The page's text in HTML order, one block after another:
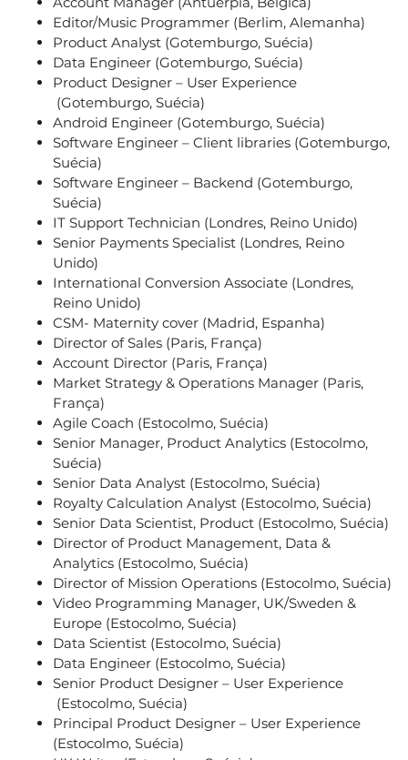
Editor/Music Programmer (Berlim, Alemanha)
Product Analyst (Gotemburgo, Suécia)
Data Engineer (Gotemburgo, Suécia)
Product Designer – User Experience
(Gotemburgo, Suécia)
Android Engineer (Gotemburgo, Suécia)
Software Engineer – Client libraries (Gotemburgo,
Suécia)
Software Engineer – Backend (Gotemburgo,
Suécia)
IT Support Technician (Londres, Reino Unido)
Senior Payments Specialist (Londres, Reino
Unido)
International Conversion Associate (Londres,
Reino Unido)
CSM- Maternity cover (Madrid, Espanha)
Director of Sales (Paris, França)
Account Director (Paris, França)
Market Strategy & Operations Manager (Paris,
França)
Agile Coach (Estocolmo, Suécia)
Senior Manager, Product Analytics (Estocolmo,
Suécia)
Senior Data Analyst (Estocolmo, Suécia)
Royalty Calculation Analyst (Estocolmo, Suécia)
Senior Data Scientist, Product (Estocolmo, Suécia)
Director of Product Management, Data &
Analytics (Estocolmo, Suécia)
Director of Mission Operations (Estocolmo, Suécia)
Video Programming Manager, UK/Sweden &
Europe (Estocolmo, Suécia)
Data Scientist (Estocolmo, Suécia)
Data Engineer (Estocolmo, Suécia)
Senior Product Designer – User Experience
(Estocolmo, Suécia)
Principal Product Designer – User Experience
(Estocolmo, Suécia)